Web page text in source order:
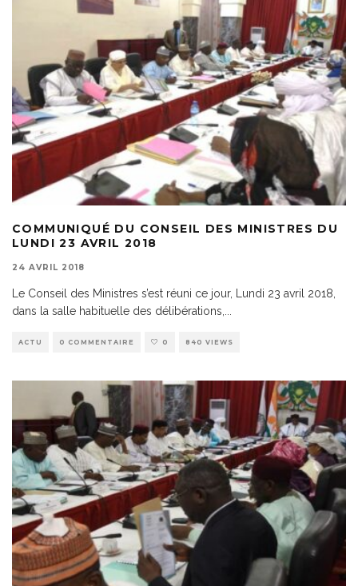
COMMUNIQUÉ DU CONSEIL DES MINISTRES DU
LUNDI 23 AVRIL 2018
24 AVRIL 2018
Le Conseil des Ministres s’est réuni ce jour, Lundi 23 avril 2018,
dans la salle habituelle des délibérations,...
ACTU 0 COMMENTAIRE 0 840 VIEWS